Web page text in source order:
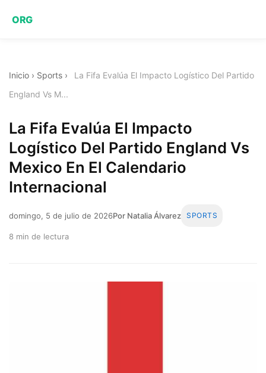
ORG
Inicio › Sports ›
La Fifa Evalúa El Impacto Logístico Del Partido
England Vs M...
La Fifa Evalúa El Impacto
Logístico Del Partido England Vs
Mexico En El Calendario
Internacional
domingo, 5 de julio de 2026Por Natalia Álvarez SPORTS
8 min de lectura